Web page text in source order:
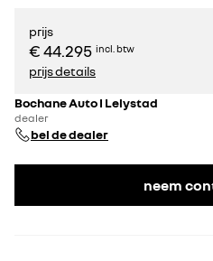
prijs
€ 44.295 incl. btw
prijs details
Bochane Auto I Lelystad
dealer
bel de dealer
neem